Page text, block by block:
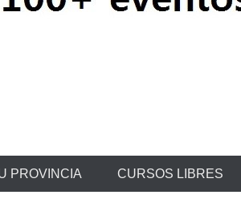
PROVINCIA CURSOS LIBRES